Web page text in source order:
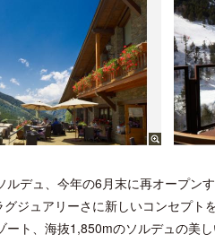
ルデュ、今年の6月末に再オープン
ジュアリーさに新しいコンセプト
ート、海抜1,850mのソルデュの美